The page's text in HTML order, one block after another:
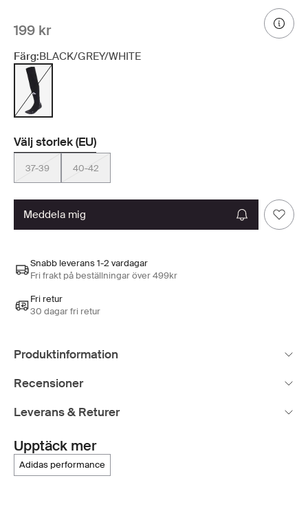
199 kr
Färg:BLACK/GREY/WHITE
Välj storlek (EU)
37-39 40-42
meddela mig
Snabb leverans 1-2 vardagar
Fri frakt på beställningar över 499kr
Fri retur
30 dagar fri retur
Produktinformation
Recensioner
Leverans & Returer
Upptäck mer
adidas performance